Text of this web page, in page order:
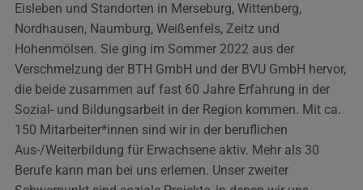
Eisleben und Standorten in Merseburg, Wittenberg,
Nordhausen, Naumburg, Weißenfels, Zeitz und
Hohenmölsen. Sie ging im Sommer 2022 aus der
Verschmelzung der BTH GmbH und der BVU GmbH hervor,
die beide zusammen auf fast 60 Jahre Erfahrung in der
Sozial- und Bildungsarbeit in der Region kommen. Mit ca.
150 Mitarbeiter*innen sind wir in der beruflichen
Aus-/Weiterbildung für Erwachsene aktiv. Mehr als 30
Berufe kann man bei uns erlernen. Unser zweiter